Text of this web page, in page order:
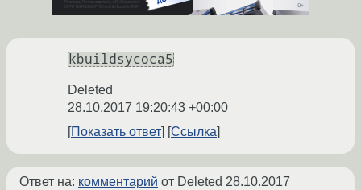
kbuildsycoca5
Deleted
28.10.2017 19:20:43 +00:00
Показать ответ
Ссылка
Ответ на: комментарий от Deleted 28.10.2017